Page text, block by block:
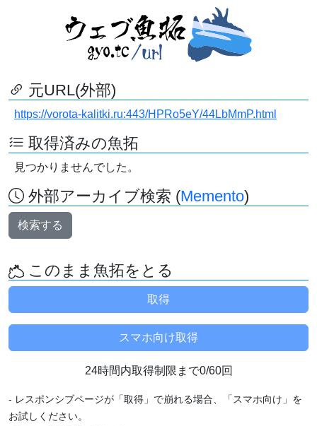
元URL(外部)
https://vorota-kalitki.ru:443/HPRo5eY/44LbMmP.html
取得済みの魚拓
見つかりませんでした。
外部アーカイブ検索 (Memento)
検索する
このまま魚拓をとる
24時間内取得制限まで0/60回
- レスポンシブページが「取得」で崩れる場合、「スマホ向け」を
お試しください。